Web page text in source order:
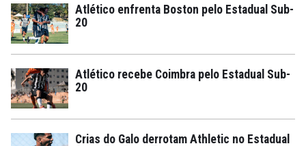
Atlético enfrenta Boston pelo Estadual Sub-
20
Atlético recebe Coimbra pelo Estadual Sub-
20
Crias do Galo derrotam Athletic no Estadual